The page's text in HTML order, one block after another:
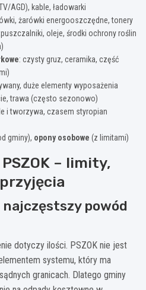
AGD), kable, ładowarki
żarówki energooszczędne, tonery
oleje, środki ochrony roślin
: czysty gruz, ceramika, część
duże elementy wyposażenia
trawa (często sezonowo)
i tworzywa, czasem styropian
gminy), opony osobowe (z limitami)
– limity,
powód
dotyczy ilości. PSZOK nie jest
systemu, który ma
granicach. Dlatego gminy